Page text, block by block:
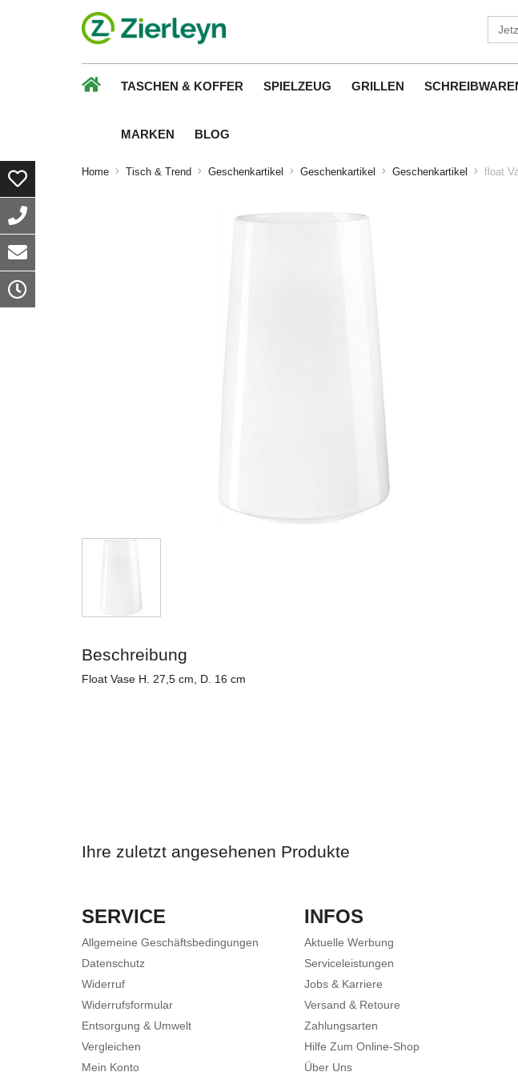
TASCHEN & KOFFER SPIELZEUG GRILLEN
MARKEN BLOG
Home Tisch & Trend Geschenkartikel Geschenkartikel Geschenkartikel float
Beschreibung
Float Vase H. 27,5 cm, D. 16 cm
Ihre zuletzt angesehenen Produkte
SERVICE
Allgemeine Geschäftsbedingungen
Datenschutz
Widerruf
Widerrufsformular
Entsorgung & Umwelt
Vergleichen
Mein Konto
INFOS
Aktuelle Werbung
Serviceleistungen
Jobs & Karriere
Versand & Retoure
Zahlungsarten
Hilfe Zum Online-Shop
Über Uns